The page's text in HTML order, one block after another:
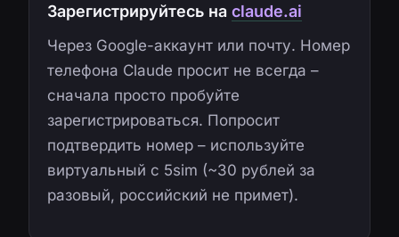
Зарегистрируйтесь на claude.ai
Через Google-аккаунт или почту. Номер
телефона Claude просит не всегда –
сначала просто пробуйте
зарегистрироваться. Попросит
подтвердить номер – используйте
виртуальный с 5sim (~30 рублей за
разовый, российский не примет).